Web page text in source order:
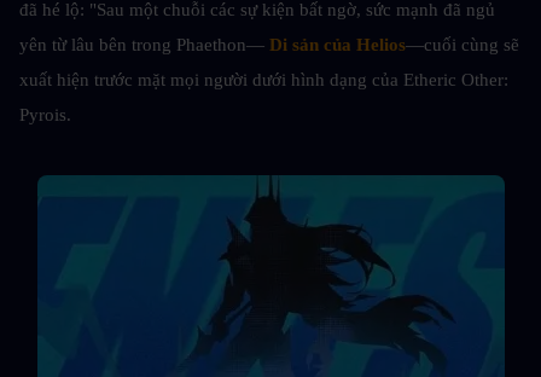
đã hé lộ: "Sau một chuỗi các sự kiện bất ngờ, sức mạnh đã ngủ
yên từ lâu bên trong Phaethon— Di sản của Helios—cuối cùng sẽ
xuất hiện trước mặt mọi người dưới hình dạng của Etheric Other:
Pyrois.